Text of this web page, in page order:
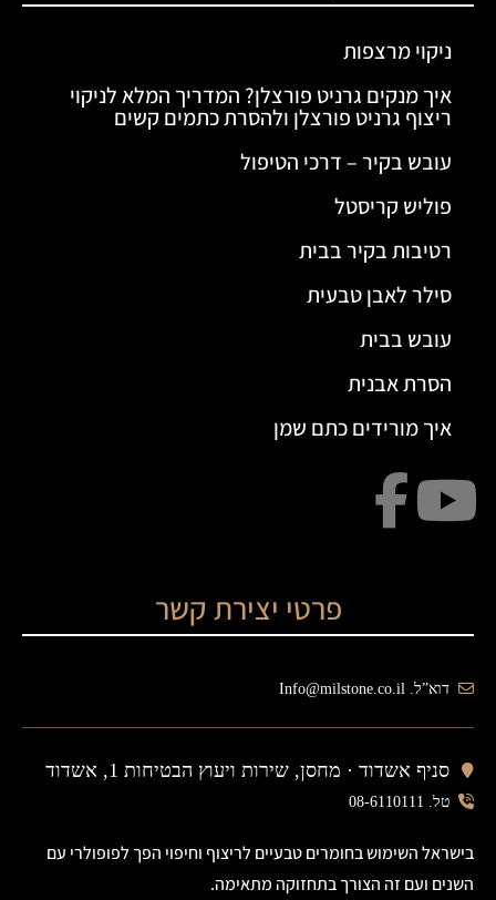
ניקוי מרצפות
איך מנקים גרניט פורצלן? המדריך המלא לניקוי
ריצוף גרניט פורצלן ולהסרת כתמים קשים
עובש בקיר – דרכי הטיפול
פוליש קריסטל
רטיבות בקיר בבית
סילר לאבן טבעית
עובש בבית
הסרת אבנית
איך מורידים כתם שמן
פרטי יצירת קשר
דוא”ל. Info@milstone.co.il
סניף אשדוד · מחסן, שירות ויעוץ הבטיחות 1, אשדוד
טל. 08-6110111
בישראל השימוש בחומרים טבעיים לריצוף וחיפוי הפך לפופולרי עם
השנים ועם זה הצורך בתחזוקה מתאימה.